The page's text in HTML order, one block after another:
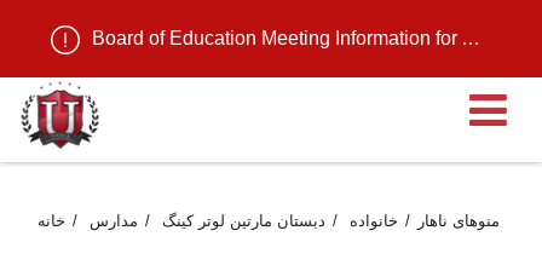
Board of Education Meeting Information for August 11, 2026
خانه مدارس دبستان مارتین لوتر کینگ خانواده منوهای ناهار